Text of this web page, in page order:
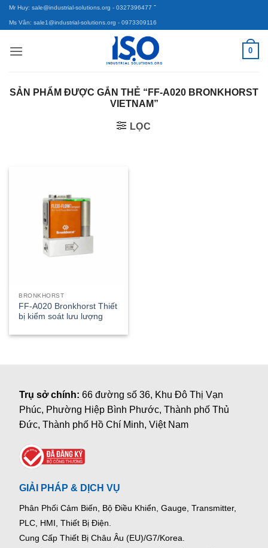
Bỏ
qua
dung
Mr Huy: sale@industrial-solutions.org - 0327396477 -
Ms Vân: sale1@industrial-solutions.org - 0973309116
0
SẢN PHẨM ĐƯỢC GẮN THẺ “FF-A020 BRONKHORST
VIETNAM”
LỌC
BRONKHORST
FF-A020 Bronkhorst Thiết
bị kiểm soát lưu lượng
Trụ sở chính:66 đường số 36, Khu Đô Thị Vạn
Phúc, Phường Hiệp Bình Phước, Thành phố Thủ
Đức, Thành phố Hồ Chí Minh, Việt Nam
GIẢI PHÁP & DỊCH VỤ
Phân Phối Cảm Biến, Bộ Điều Khiển, Gauge, Transmitter,
PLC, HMI, Thiết Bị Điện.
Cung Cấp Thiết Bị Châu Âu (EU)/G7/Korea.